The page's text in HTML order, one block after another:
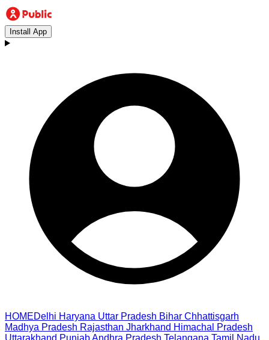
Install App
HOMEDelhi Haryana Uttar Pradesh Bihar Chhattisgarh
Madhya Pradesh Rajasthan Jharkhand Himachal Pradesh
Uttarakhand PunjabAndhra Pradesh Telangana Tamil Nadu